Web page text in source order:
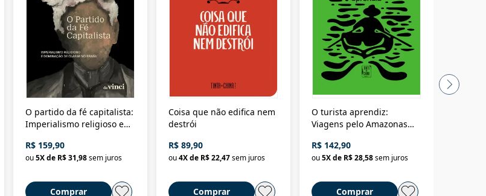
O partido da fé capitalista:
Imperialismo religioso e
Brasil
R$ 159,90
ou5X de R$ 31,98sem juros
Comprar
Coisa que não edifica nem
destrói
R$ 89,90
ou4X de R$ 22,47sem juros
Comprar
O turista aprendiz:
Viagens pelo Amazonas
até a Bolívia e por Marajó
até dizer chega
R$ 142,90
ou5X de R$ 28,58sem juros
Comprar